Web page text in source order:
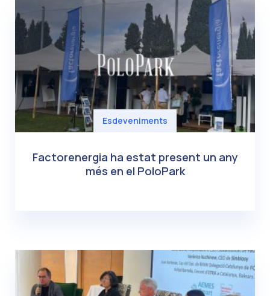
Esdeveniments
Factorenergia ha estat present un any
més en el PoloPark